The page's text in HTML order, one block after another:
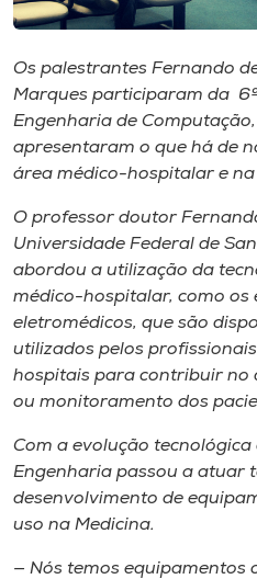
Museu
Unoesc
Store
Selecione
o idioma
Os palestrantes Fernando
Marques participaram da
Engenharia de
apresentaram o que há de
área médico-hospitalar e na
O professor doutor
Universidade Federal de
abordou a utilização da
médico-hospitalar, como os
eletromédicos, que são
utilizados pelos
hospitais para contribuir no
ou monitoramento dos
Com a evolução
Engenharia passou a atuar
desenvolvimento de
uso na Medicina.
— Nós temos equipamentos